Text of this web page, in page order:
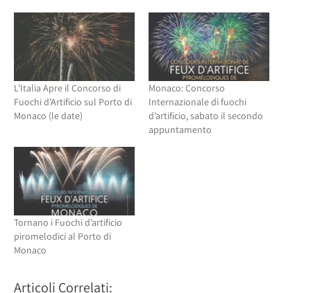
una
nuova
finestra)
nuova
finestra)
L’Italia Apre il Concorso di
Fuochi d’Artificio sul Porto di
Monaco (le date)
Monaco: Concorso
Internazionale di fuochi
d’artificio, sabato il secondo
appuntamento
Tornano i Fuochi d’artificio
piromelodici al Porto di
Monaco
Articoli Correlati: